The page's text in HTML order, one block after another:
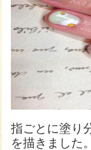
指ごとに塗り
を描きました